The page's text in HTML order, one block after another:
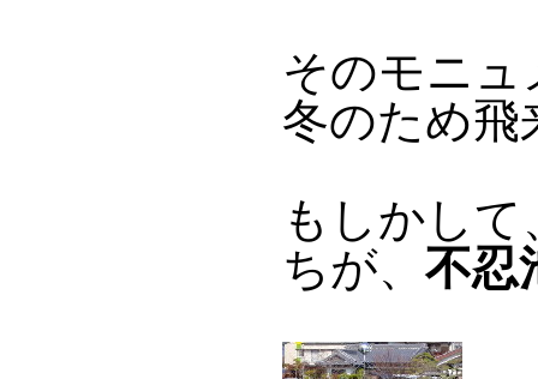
そのモニ
冬のため
もしかして
ちが、 不忍